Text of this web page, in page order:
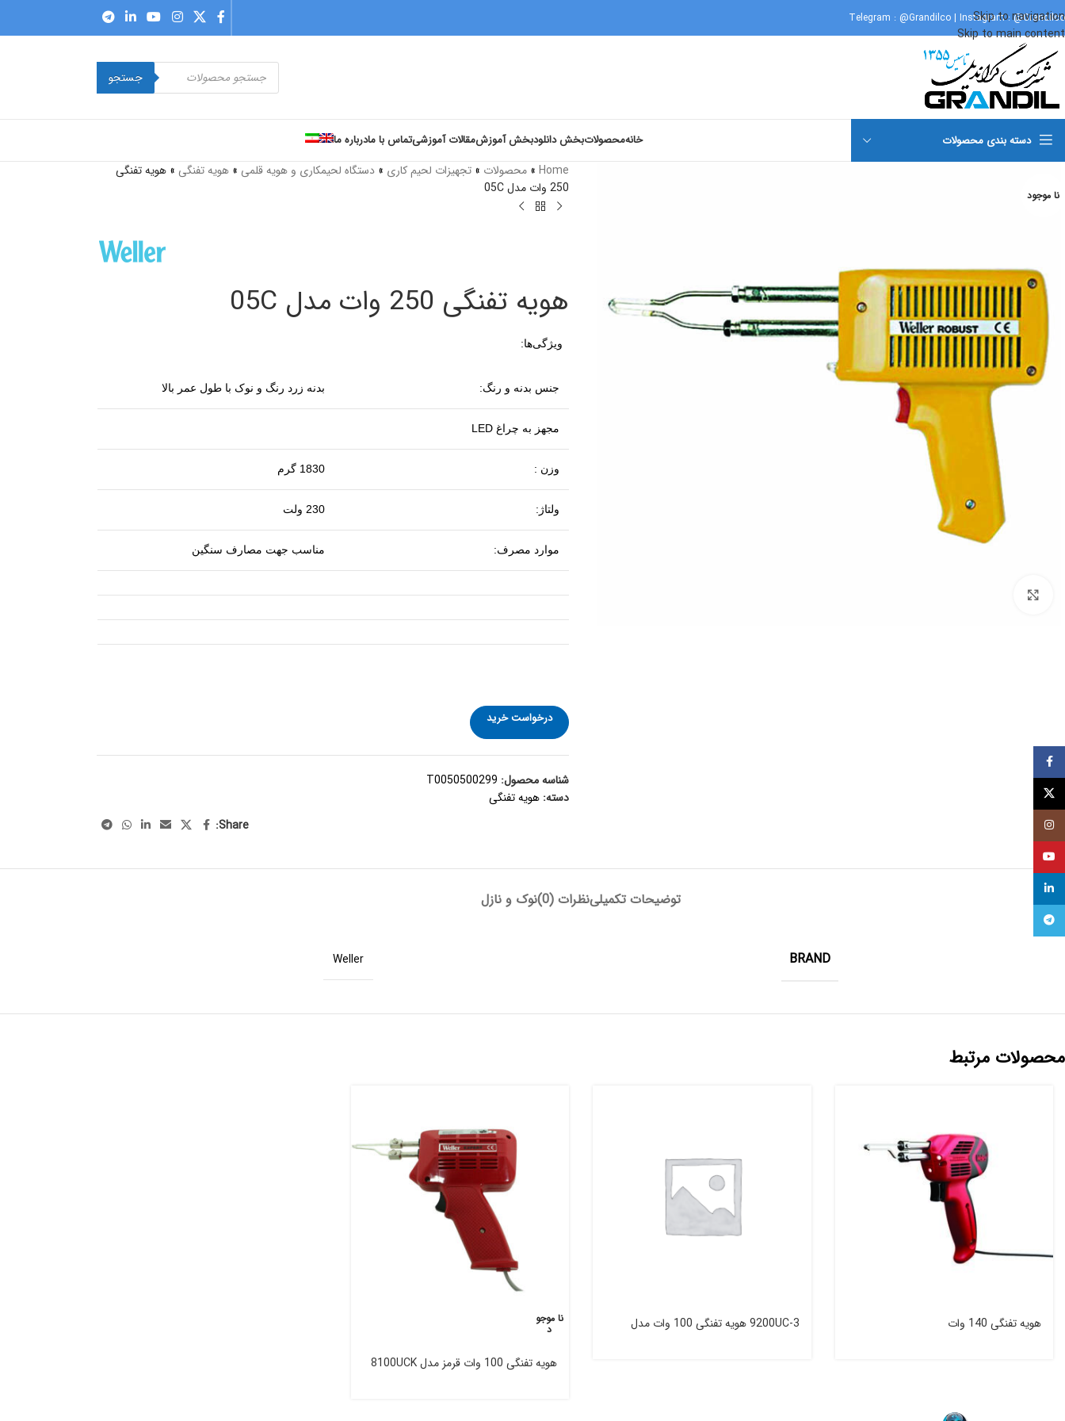
Skip to navigation
Skip to main content
Telegram : @Grandilco | Instagram :@Grandilco
جستجو
دسته بندی محصولات خانهمحصولاتبخش دانلودبخش آموزشمقالات آموزشیتماس با مادرباره ما
نا موجود
Home
» محصولات » تجهیزات لحیم کاری » دستگاه لحیمکاری و هویه قلمی » هویه تفنگی » هویه تفنگی
250 وات مدل 05C
هویه تفنگی 250 وات مدل 05C
ویژگی‌ها:
جنس بدنه و رنگ: بدنه زرد رنگ و نوک با طول عمر بالا
مجهز به چراغ LED
وزن : 1830 گرم
ولتاژ: 230 ولت
موارد مصرف: مناسب جهت مصارف سنگین
درخواست خرید
شناسه محصول: T0050500299
دسته: هویه تفنگی
Share:
توضیحات تکمیلینظرات (0) نوک و نازل
BRAND
Weller
محصولات مرتبط
هویه تفنگی 140 وات 9200UC-3 هویه تفنگی 100 وات مدل نا موجو
د
هویه تفنگی 100 وات قرمز مدل 8100UCK